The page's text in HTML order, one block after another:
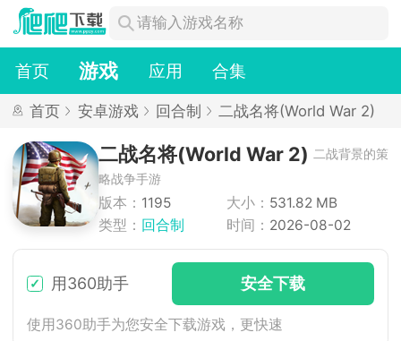
首页 游戏 应用 合集
首页 安卓游戏 回合制 二战名将(World War 2)
二战名将(World War 2) 二战背景的策
略战争手游
版本： 1195 大小： 531.82 MB
类型： 回合制 时间： 2026-08-02
安全下载
用360助手
使用360助手为您安全下载游戏，更快速